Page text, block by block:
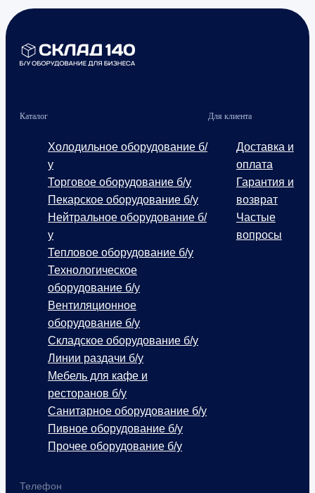
Телефон
Каталог
Холодильное оборудование б/
у
Торговое оборудование б/у
Пекарское оборудование б/у
Нейтральное оборудование б/
у
Тепловое оборудование б/у
Технологическое
оборудование б/у
Вентиляционное
оборудование б/у
Складское оборудование б/у
Линии раздачи б/у
Мебель для кафе и
ресторанов б/у
Санитарное оборудование б/у
Пивное оборудование б/у
Прочее оборудование б/у
Для клиента
Доставка и
оплата
Гарантия и
возврат
Частые
вопросы